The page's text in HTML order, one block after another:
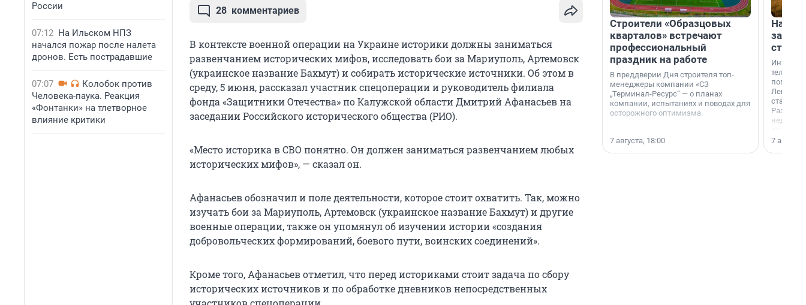
России
07:12 На Ильском НПЗ
начался пожар после налета
дронов. Есть пострадавшие
07:07
Колобок против
Человека-паука. Реакция
«Фонтанки» на тлетворное
влияние критики
28 комментариев
В контексте военной операции на Украине историки должны заниматься
развенчанием исторических мифов, исследовать бои за Мариуполь, Артемовск
(украинское название Бахмут) и собирать исторические источники. Об этом в
среду, 5 июня, рассказал участник спецоперации и руководитель филиала
фонда «Защитники Отечества» по Калужской области Дмитрий Афанасьев на
заседании Российского исторического общества (РИО).
«Место историка в СВО понятно. Он должен заниматься развенчанием любых
исторических мифов», — сказал он.
Афанасьев обозначил и поле деятельности, которое стоит охватить. Так, можно
изучать бои за Мариуполь, Артемовск (украинское название Бахмут) и другие
военные операции, также он упомянул об изучении истории «создания
добровольческих формирований, боевого пути, воинских соединений».
Кроме того, Афанасьев отметил, что перед историками стоит задача по сбору
исторических источников и по обработке дневников непосредственных
Строители «Образцовых
кварталов» встречают
профессиональный
праздник на работе
В преддверии Дня строителя топ-
менеджеры компании «СЗ
„Терминал-Ресурс“ — о планах
компании, испытаниях и поводах для
осторожного оптимизма.
7 августа, 18:00
На
станции
7